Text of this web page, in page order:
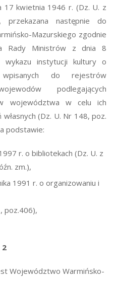
17 kwietnia 1946 r. (Dz. U. z
następnie do
Mazurskiego zgodnie
Rady Ministrów z dnia 8
instytucji kultury o
wpisanych do rejestrów
podlegających
województwa w celu ich
(Dz. U. Nr 148, poz.
podstawie:
r. o bibliotekach (Dz. U. z
zm.),
1991 r. o organizowaniu i
poz.406),
2
Województwo Warmińsko-